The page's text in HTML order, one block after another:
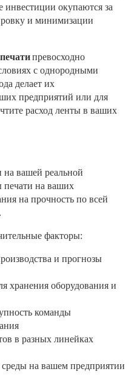
инвестиции окупаются за
и минимизации
превосходно
с однородными
делает их
предприятий или для
расход ленты в ваших
на вашей реальной
печати на ваших
на прочность по всей
факторы:
и прогнозы
хранения оборудования и
команды
в разных линейках
на вашем предприятии